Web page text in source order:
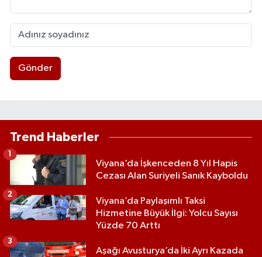
Gönder
Trend Haberler
Viyana’da İşkenceden 8 Yıl Hapis
Cezası Alan Suriyeli Sanık Kayboldu
1
Viyana’da Paylaşımlı Taksi
Hizmetine Büyük İlgi: Yolcu Sayısı
Yüzde 70 Arttı
2
Aşağı Avusturya’da İki Ayrı Kazada
3